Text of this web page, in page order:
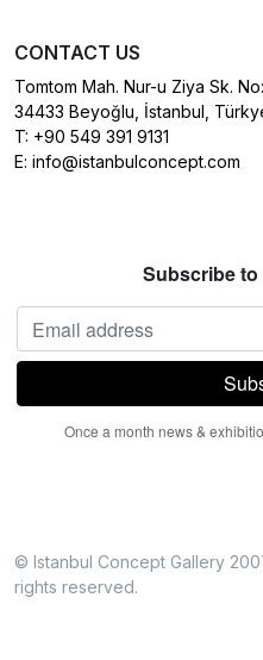
CONTACT US
Tomtom Mah. Nur-u Ziya Sk.
34433 Beyoğlu, İstanbul,
T: +90 549 391 9131
E: info@istanbulconcept.com
Subscribe
Once a month news &
© Istanbul Concept Gallery
rights reserved.